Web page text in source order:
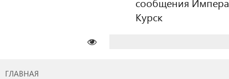
Курск
ГЛАВНАЯ